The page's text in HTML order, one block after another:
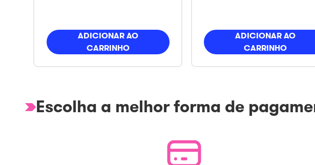
ADICIONAR AO
CARRINHO
ADICIONAR AO
CARRINHO
Escolha a melhor forma de